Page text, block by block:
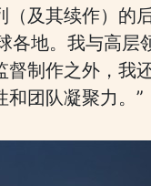
及其续作）的
地。我与高层
制作之外，我
团队凝聚力。”